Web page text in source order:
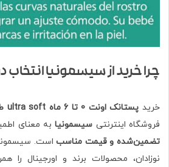
چرا خرید از سیسمونیا
خرید پستانک اونت 0 تا 6 ماه ultra soft طوطی و برگ SCF091/07
فروشگاه اینترنتی سیسمونیابه معنای
تضمین‌شده و قیمت مناسباست. سیسمونیا
نوزادان، محصولات برند و اورجینال را